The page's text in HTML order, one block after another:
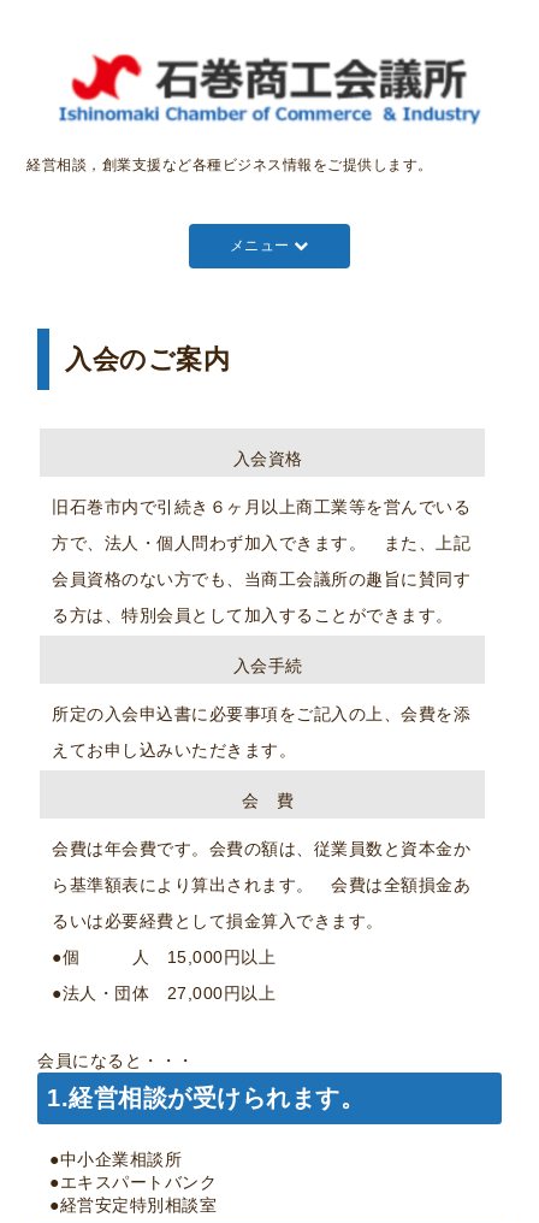
経営相談，創業支援など各種ビジネス情報をご提供します。
メニュー
入会のご案内
入会資格
旧石巻市内で引続き６ヶ月以上商工業等を営んでいる
方で、法人・個人問わず加入できます。 また、上記
会員資格のない方でも、当商工会議所の趣旨に賛同す
る方は、特別会員として加入することができます。
入会手続
所定の入会申込書に必要事項をご記入の上、会費を添
えてお申し込みいただきます。
会 費
会費は年会費です。会費の額は、従業員数と資本金か
ら基準額表により算出されます。 会費は全額損金あ
るいは必要経費として損金算入できます。
●個 人 15,000円以上
●法人・団体 27,000円以上
会員になると・・・
1.経営相談が受けられます。
●中小企業相談所
●エキスパートバンク
●経営安定特別相談室